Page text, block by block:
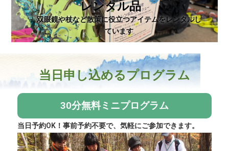
レンタル品
双眼鏡や杖など散策に役立つアイテムをレンタルし
ています
当日申し込めるプログラム
30分無料ミニプログラム
当日予約OK！事前予約不要で、気軽にご参加できます。